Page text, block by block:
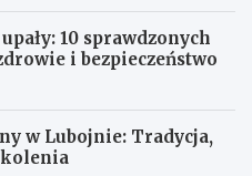
10 sprawdzonych
i bezpieczeństwo
w Lubojnie: Tradycja,